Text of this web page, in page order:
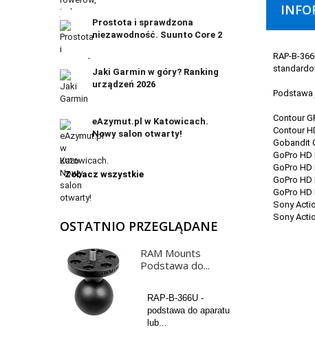
Prostota i sprawdzona
niezawodność. Suunto Core 2
Jaki Garmin w góry? Ranking
urządzeń 2026
eAzymut.pl w Katowicach.
Nowy salon otwarty!
Zobacz wszystkie
OSTATNIO PRZEGLĄDANE
RAM Mounts
Podstawa do...
RAP-B-366U -
podstawa do aparatu
lub...
RAP-B-
Podstawa
Contour
Contour
Gobandit
GoPro HD
GoPro HD
GoPro HD
GoPro HD
Sony
Sony